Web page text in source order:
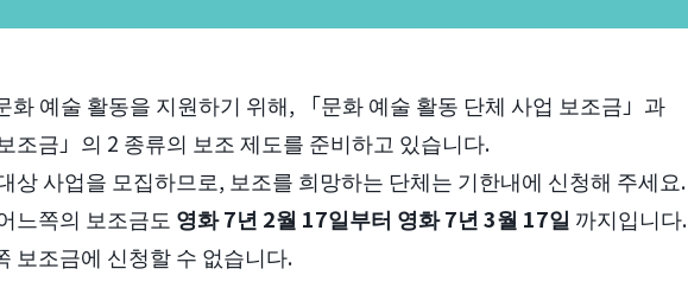
화 예술 활동을 지원하기 위해, 「문화 예술 활동 단체 사업 보조금」과
조금」의 2 종류의 보조 제도를 준비하고 있습니다.
상 사업을 모집하므로, 보조를 희망하는 단체는 기한내에 신청해 주세요.
느쪽의 보조금도 영화 7년 2월 17일부터 영화 7년 3월 17일 까지입니다.
보조금에 신청할 수 없습니다.